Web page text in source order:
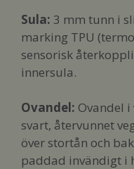
Sula: 3 mm tunn i
marking TPU
sensorisk
innersula.
Ovandel: Ovandel
svart, återvunnet
över stortån och
paddad invändigt i